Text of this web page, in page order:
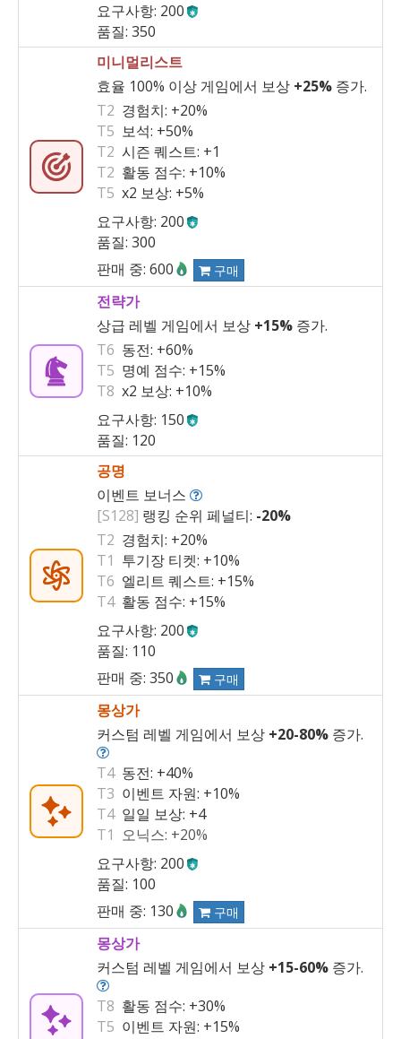
요구사항: 200
품질: 350
미니멀리스트
효율 100% 이상 게임에서 보상 +25% 증가.
T2 경험치: +20%
T5 보석: +50%
T2 시즌 퀘스트: +1
T2 활동 점수: +10%
T5 x2 보상: +5%
요구사항: 200
품질: 300
판매 중: 600
구매
전략가
상급 레벨 게임에서 보상 +15% 증가.
T6 동전: +60%
T5 명예 점수: +15%
T8 x2 보상: +10%
요구사항: 150
품질: 120
공명
이벤트 보너스
[S128] 랭킹 순위 페널티: -20%
T2 경험치: +20%
T1 투기장 티켓: +10%
T6 엘리트 퀘스트: +15%
T4 활동 점수: +15%
요구사항: 200
품질: 110
판매 중: 350
구매
몽상가
커스텀 레벨 게임에서 보상 +20-80% 증가.
T4 동전: +40%
T3 이벤트 자원: +10%
T4 일일 보상: +4
T1 오닉스: +20%
요구사항: 200
품질: 100
판매 중: 130
구매
몽상가
커스텀 레벨 게임에서 보상 +15-60% 증가.
T8 활동 점수: +30%
T5 이벤트 자원: +15%